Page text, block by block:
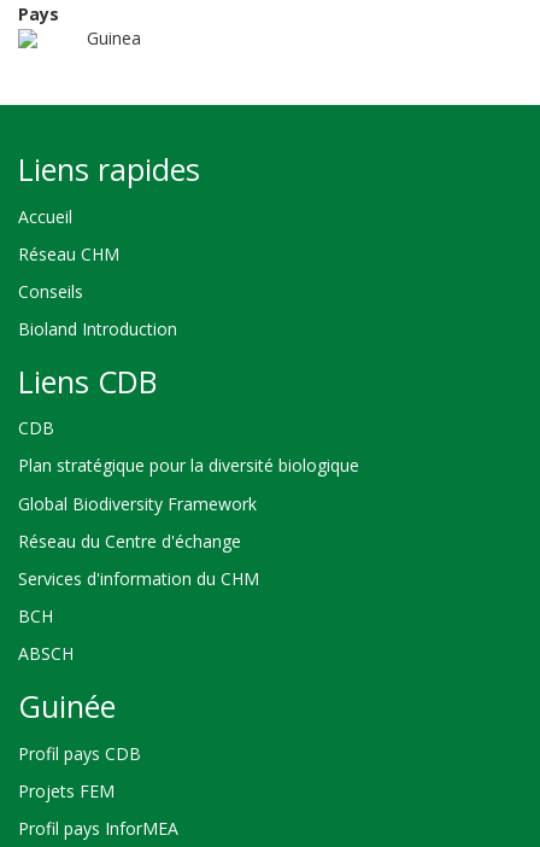
Pays
Guinea
Liens rapides
Accueil
Réseau CHM
Conseils
Bioland Introduction
Liens CDB
CDB
Plan stratégique pour la diversité biologique
Global Biodiversity Framework
Réseau du Centre d'échange
Services d'information du CHM
BCH
ABSCH
Guinée
Profil pays CDB
Projets FEM
Profil pays InforMEA